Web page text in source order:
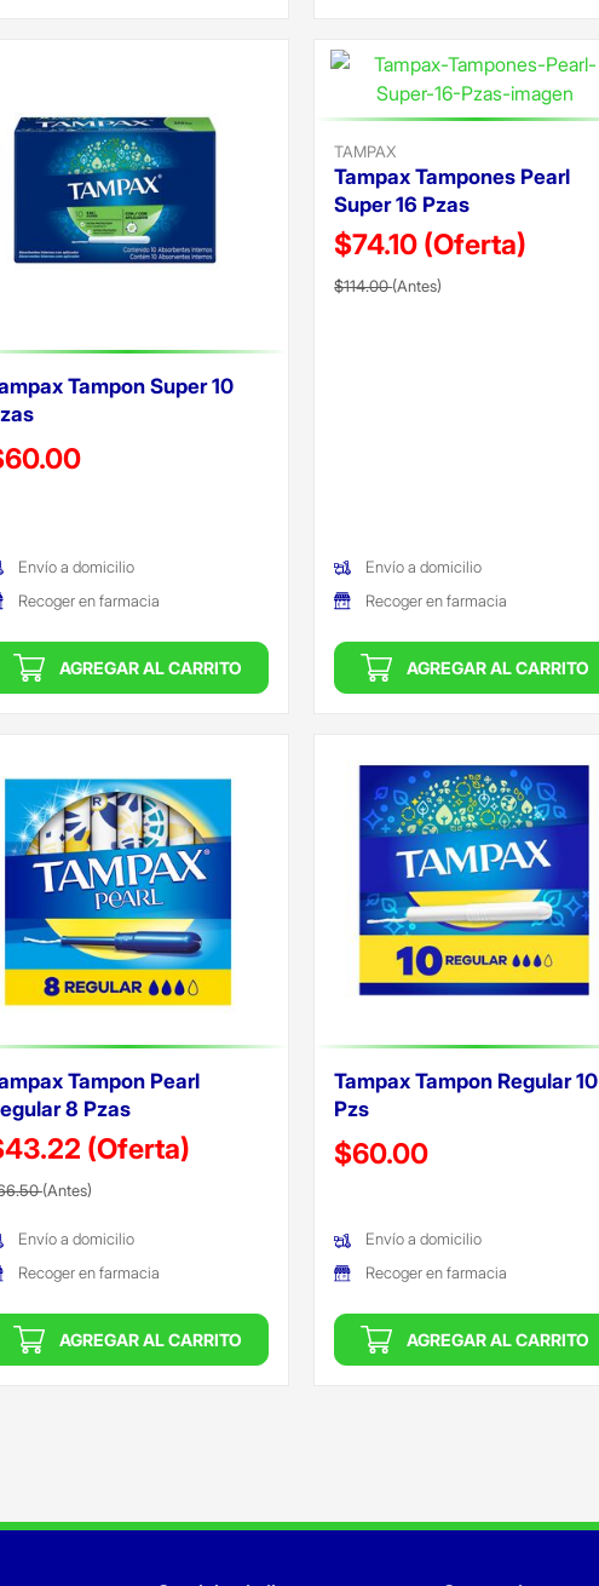
Tampon Super 10
reducido de
Envío a domicilio
Recoger en farmacia
AGREGAR AL CARRITO
TAMPAX
Tampax Tampones Pearl
Super 16 Pzas
$74.10 (Oferta)
Precio reducido de
$114.00(Antes)
Envío a domicilio
Recoger en farmacia
AGREGAR AL CARRITO
Tampon Pearl
8 Pzas
(Oferta)
reducido de
(Antes)
Envío a domicilio
Recoger en farmacia
AGREGAR AL CARRITO
Tampax Tampon Regular 10
Pzs
Precio reducido de
$60.00
Envío a domicilio
Recoger en farmacia
AGREGAR AL CARRITO